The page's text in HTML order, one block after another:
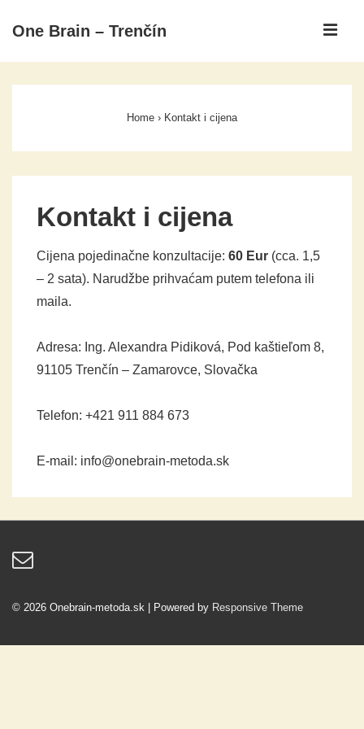
SkipOne Brain – Trenčín
Home › Kontakt i cijena
Kontakt i cijena
Cijena pojedinačne konzultacije: 60 Eur (cca. 1,5
– 2 sata). Narudžbe prihvaćam putem telefona ili
maila.
Adresa: Ing. Alexandra Pidiková, Pod kaštieľom 8,
91105 Trenčín – Zamarovce, Slovačka
Telefon: +421 911 884 673
E-mail: info@onebrain-metoda.sk
© 2026 Onebrain-metoda.sk | Powered by Responsive Theme